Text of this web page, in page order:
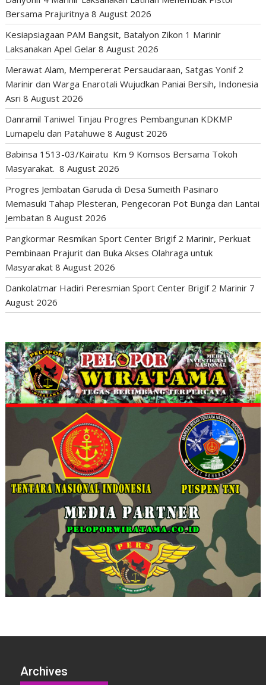
Bersama Prajuritnya 8 August 2026
Kesiapsiagaan PAM Bangsit, Batalyon Zikon 1 Marinir
Laksanakan Apel Gelar 8 August 2026
Merawat Alam, Mempererat Persaudaraan, Satgas Yonif 2
Marinir dan Warga Enarotali Wujudkan Paniai Bersih, Indonesia
Asri 8 August 2026
Danramil Taniwel Tinjau Progres Pembangunan KDKMP
Lumapelu dan Patahuwe 8 August 2026
Babinsa 1513-03/Kairatu Km 9 Komsos Bersama Tokoh
Masyarakat. 8 August 2026
Progres Jembatan Garuda di Desa Sumeith Pasinaro
Memasuki Tahap Plesteran, Pengecoran Pot Bunga dan Lantai
Jembatan 8 August 2026
Pangkormar Resmikan Sport Center Brigif 2 Marinir, Perkuat
Pembinaan Prajurit dan Buka Akses Olahraga untuk
Masyarakat 8 August 2026
Dankolatmar Hadiri Peresmian Sport Center Brigif 2 Marinir 7
August 2026
Archives